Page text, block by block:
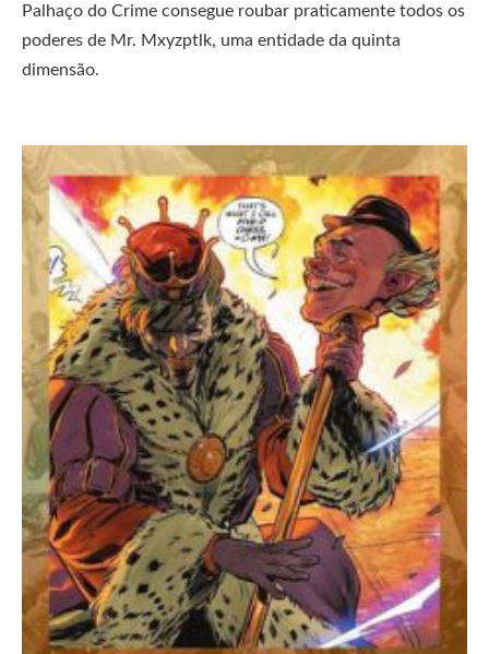
Palhaço do Crime consegue roubar praticamente todos os
poderes de Mr. Mxyzptlk, uma entidade da quinta
dimensão.